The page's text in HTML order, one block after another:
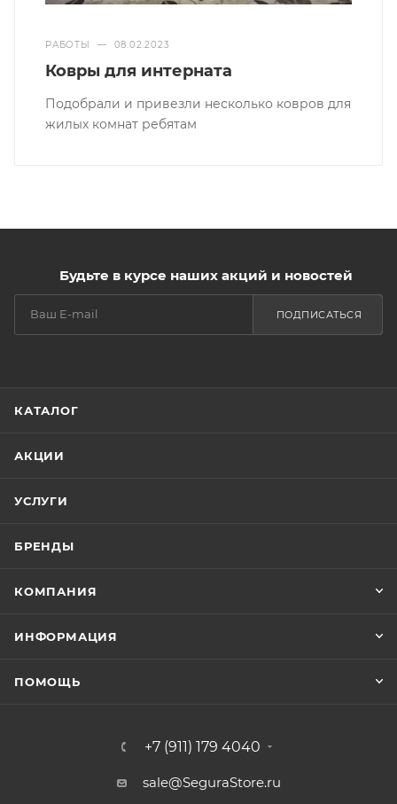
РАБОТЫ — 08.02.2023
Ковры для интерната
Подобрали и привезли несколько ковров для
жилых комнат ребятам
Будьте в курсе наших акций и новостей
ПОДПИСАТЬСЯ
КАТАЛОГ
АКЦИИ
УСЛУГИ
БРЕНДЫ
КОМПАНИЯ
ИНФОРМАЦИЯ
ПОМОЩЬ
+7 (911) 179 4040
sale@SeguraStore.ru